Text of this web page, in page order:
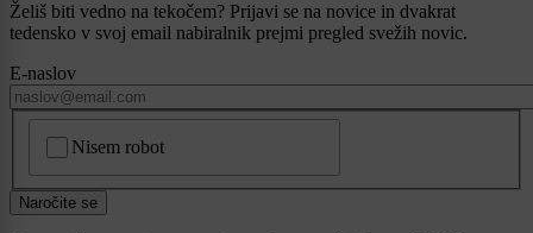
Želiš biti vedno na tekočem? Prijavi se na novice in dvakrat
tedensko v svoj email nabiralnik prejmi pregled svežih novic.
E-naslov
Nisem robot
Naročite se